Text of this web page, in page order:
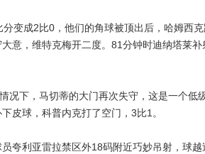
成2比0，他们的角球被顶出后，哈姆西克
意，维特克梅开二度。81分钟时迪纳塔莱
下，马切蒂的大门再次失守，这是一个低
皮球，科普内克打了空门，3比1。
利亚雷拉禁区外18码附近巧妙吊射，球越